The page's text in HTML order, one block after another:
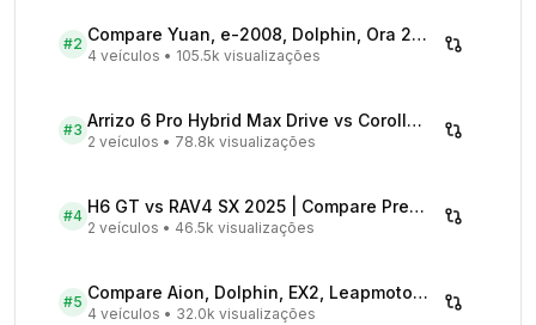
#2 Compare Yuan, e-2008, Dolphin, Ora 2026 | Veículos Elétricos
4 veículos • 105.5k visualizações
#3 Arrizo 6 Pro Hybrid Max Drive vs Corolla Cross XRX Hybrid - Comparativo Completo
2 veículos • 78.8k visualizações
#4 H6 GT vs RAV4 SX 2025 | Compare Preços
2 veículos • 46.5k visualizações
#5 Compare Aion, Dolphin, EX2, Leapmotor 2026 | Veículos Elétricos
4 veículos • 32.0k visualizações